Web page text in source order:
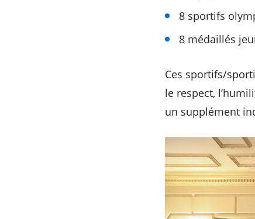
8 sportifs
8 médaillés
Ces sportifs/
le respect,
un supplément